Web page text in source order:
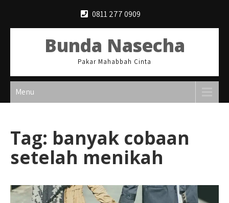
0811 277 0909
Bunda Nasecha
Pakar Mahabbah Cinta
Menu
Tag: banyak cobaan
setelah menikah